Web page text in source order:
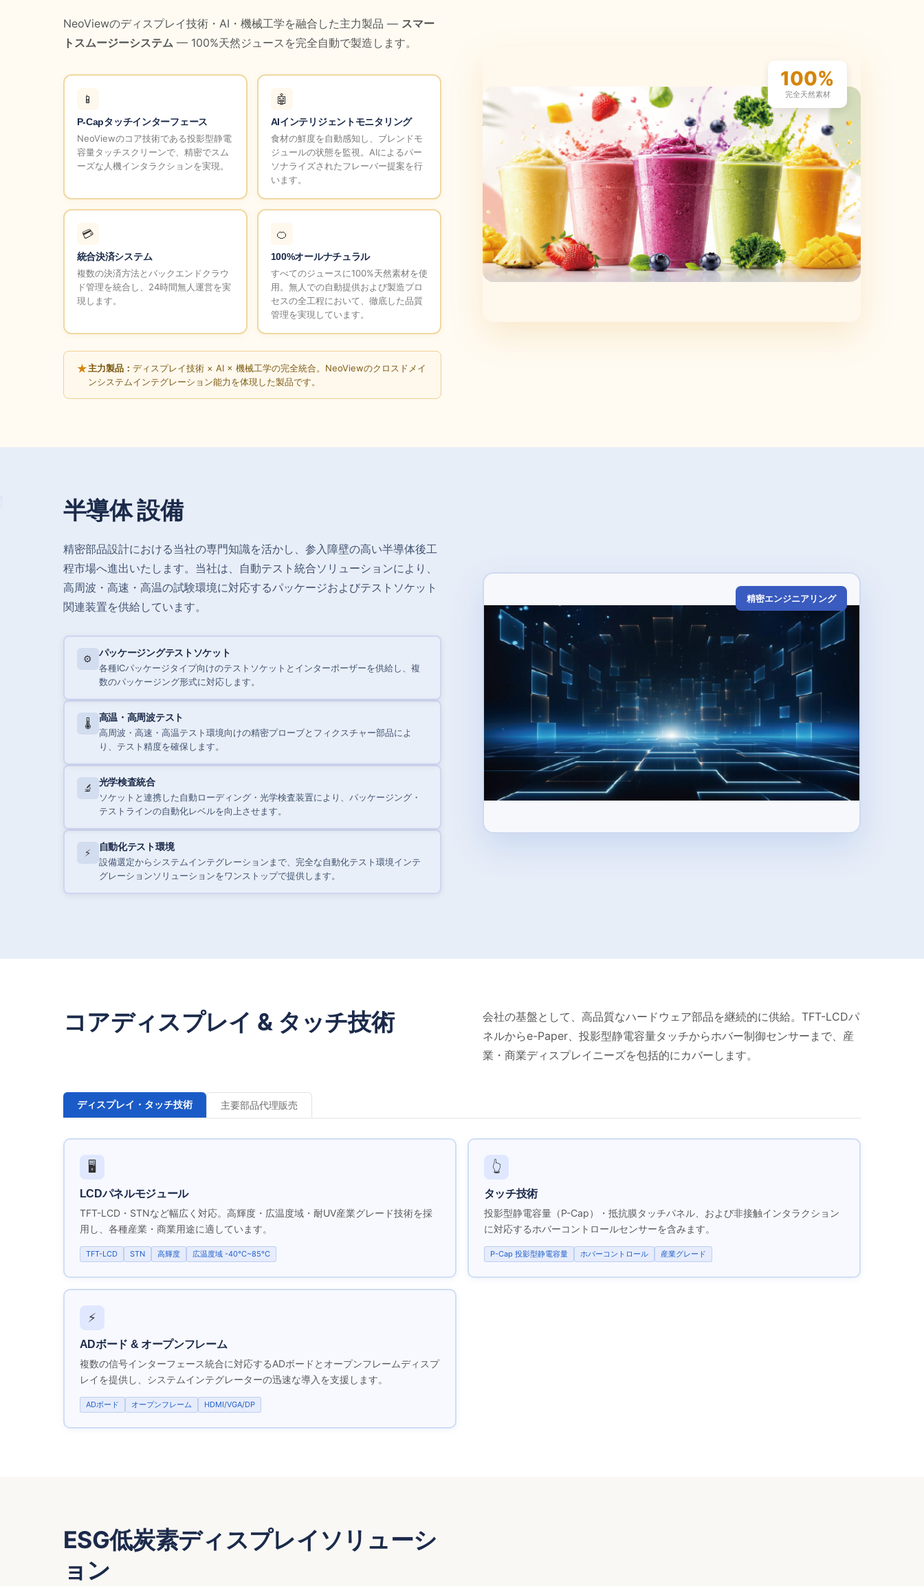
NeoViewのディスプレイ技術・AI・機械工学を融合した主力製品 — スマー
トスムージーシステム — 100%天然ジュースを完全自動で製造します。
📱
P-Capタッチインターフェース
NeoViewのコア技術である投影型静電
容量タッチスクリーンで、精密でスム
ーズな人機インタラクションを実現。
🤖
AIインテリジェントモニタリング
食材の鮮度を自動感知し、ブレンドモ
ジュールの状態を監視。AIによるパー
ソナライズされたフレーバー提案を行
います。
💳
統合決済システム
複数の決済方法とバックエンドクラウ
ド管理を統合し、24時間無人運営を実
現します。
🍊
100%オールナチュラル
すべてのジュースに100%天然素材を使
用。無人での自動提供および製造プロ
セスの全工程において、徹底した品質
管理を実現しています。
★主力製品： ディスプレイ技術 × AI × 機械工学の完全統合。NeoViewのクロスドメイ
ンシステムインテグレーション能力を体現した製品です。
100%
完全天然素材
半導体設備
精密部品設計における当社の専門知識を活かし、参入障壁の高い半導体後工
程市場へ進出いたします。当社は、自動テスト統合ソリューションにより、
高周波・高速・高温の試験環境に対応するパッケージおよびテストソケット
関連装置を供給しています。
⚙️
パッケージングテストソケット
各種ICパッケージタイプ向けのテストソケットとインターポーザーを供給し、複
数のパッケージング形式に対応します。
🌡️
高温・高周波テスト
高周波・高速・高温テスト環境向けの精密プローブとフィクスチャー部品によ
り、テスト精度を確保します。
🔬
光学検査統合
ソケットと連携した自動ローディング・光学検査装置により、パッケージング・
テストラインの自動化レベルを向上させます。
⚡
自動化テスト環境
設備選定からシステムインテグレーションまで、完全な自動化テスト環境インテ
グレーションソリューションをワンストップで提供します。
精密エンジニアリング
コアディスプレイ & タッチ技術
会社の基盤として、高品質なハードウェア部品を継続的に供給。TFT-LCDパ
ネルからe-Paper、投影型静電容量タッチからホバー制御センサーまで、産
業・商業ディスプレイニーズを包括的にカバーします。
ディスプレイ・タッチ技術 主要部品代理販売
🖥️
LCDパネルモジュール
TFT-LCD・STNなど幅広く対応。高輝度・広温度域・耐UV産業グレード技術を採
用し、各種産業・商業用途に適しています。
TFT-LCD STN 高輝度 広温度域 -40°C~85°C
👆
タッチ技術
投影型静電容量（P-Cap）・抵抗膜タッチパネル、および非接触インタラクション
に対応するホバーコントロールセンサーを含みます。
P-Cap 投影型静電容量 ホバーコントロール 産業グレード
⚡
ADボード & オープンフレーム
複数の信号インターフェース統合に対応するADボードとオープンフレームディスプ
レイを提供し、システムインテグレーターの迅速な導入を支援します。
ADボード オープンフレーム HDMI/VGA/DP
ESG低炭素ディスプレイソリューシ
ョン